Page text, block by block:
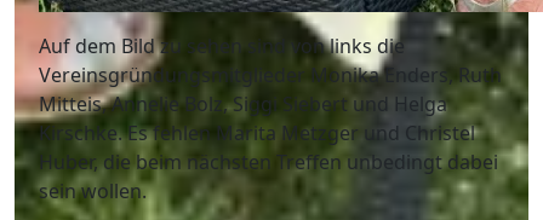
Auf dem Bild zu sehen sind von links die
Vereinsgründungsmitglieder Monika Enders, Ruth
Mitteis, Annelie Bolz, Siggi Siebert und Helga
Kirschke. Es fehlen Marita Metzger und Christel
Huber, die beim nächsten Treffen unbedingt dabei
sein wollen.